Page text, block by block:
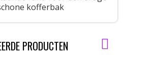
kofferbak
PRODUCTEN